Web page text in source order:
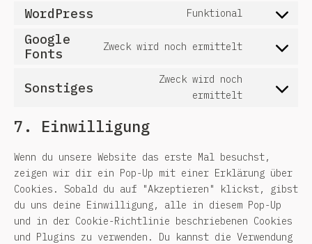
WordPress Funktional
Google
Fonts
Zweck wird noch ermittelt
Sonstiges
Zweck wird noch
ermittelt
7. Einwilligung
Wenn du unsere Website das erste Mal besuchst,
zeigen wir dir ein Pop-Up mit einer Erklärung über
Cookies. Sobald du auf "Akzeptieren" klickst, gibst
du uns deine Einwilligung, alle in diesem Pop-Up
und in der Cookie-Richtlinie beschriebenen Cookies
und Plugins zu verwenden. Du kannst die Verwendung